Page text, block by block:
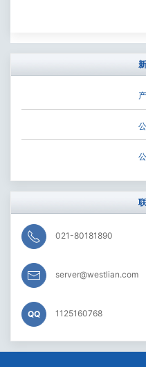
021-80181890
server@westlian.com
QQ 1125160768